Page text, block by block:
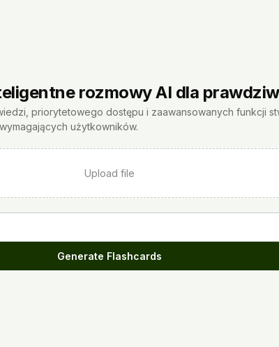
rozmowy AI dla
priorytetowego dostępu i zaawansowanych funkcji
użytkowników.
Upload file
Generate Flashcards